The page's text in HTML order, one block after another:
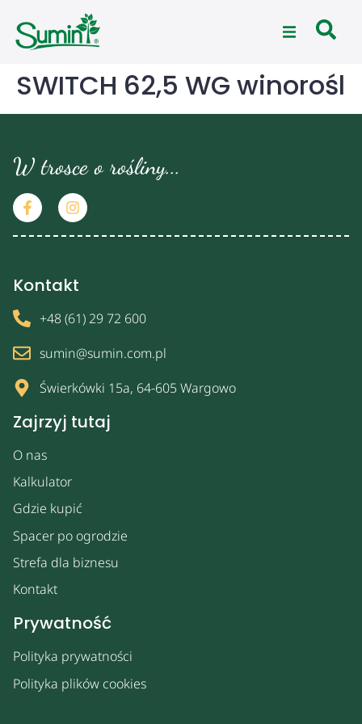
SWITCH 62,5 WG winorośl
W trosce o rośliny...
Zajrzyj tutaj
O nas
Kalkulator
Gdzie kupić
Spacer po ogrodzie
Strefa dla biznesu
Kontakt
Prywatność
Polityka prywatności
Polityka plików cookies
Kontakt
+48 (61) 29 72 600
sumin@sumin.com.pl
Świerkówki 15a, 64-605 Wargowo